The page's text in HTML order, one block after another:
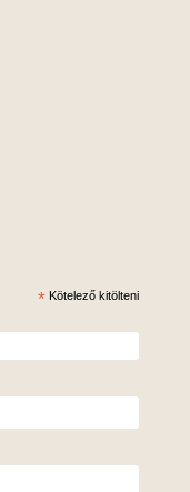
* Kötelező kitölteni